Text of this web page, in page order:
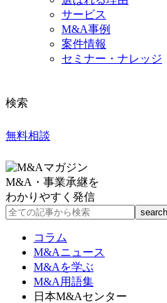
サービス
M&A事例
案件情報
セミナー・ナレッジ
検索
無料相談
M&A・事業承継を
わかりやすく発信
コラム
M&Aニュース
M&Aを学ぶ
M&A用語集
日本M&Aセンター